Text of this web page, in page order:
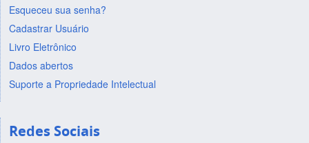
Esqueceu sua senha?
Cadastrar Usuário
Livro Eletrônico
Dados abertos
Suporte a Propriedade Intelectual
Redes Sociais